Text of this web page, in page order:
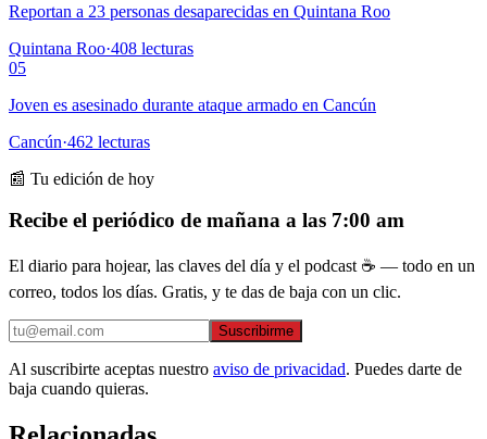
Reportan a 23 personas desaparecidas en Quintana Roo
Quintana Roo·408 lecturas
05
Joven es asesinado durante ataque armado en Cancún
Cancún·462 lecturas
📰 Tu edición de hoy
Recibe el periódico de mañana a las 7:00 am
El diario para hojear, las claves del día y el podcast ☕ — todo en un
correo, todos los días. Gratis, y te das de baja con un clic.
Suscribirme
Al suscribirte aceptas nuestro aviso de privacidad. Puedes darte de
baja cuando quieras.